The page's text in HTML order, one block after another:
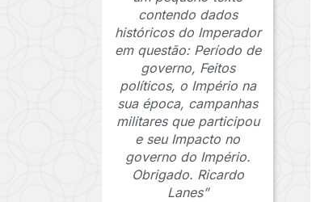
contendo dados
históricos do Imperador
em questão: Período de
governo, Feitos
políticos, o Império na
sua época, campanhas
militares que participou
e seu Impacto no
governo do Império.
Obrigado. Ricardo
Lanes”